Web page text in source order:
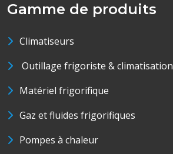
Gamme de produits
Climatiseurs
Outillage frigoriste & climatisation
Matériel frigorifique
Gaz et fluides frigorifiques
Pompes à chaleur